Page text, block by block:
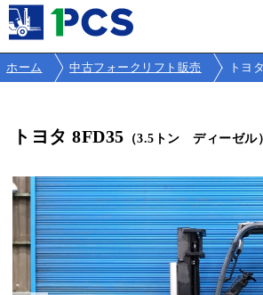
ホーム 中古フォークリフト販売 トヨ
トヨタ 8FD35 （3.5トン ディーゼル）